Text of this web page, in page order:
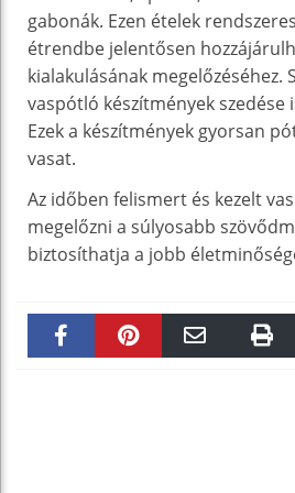
gabonák. Ezen ételek
étrendbe jelentősen
kialakulásának megelőzéséhez.
vaspótló készítmények szedése
Ezek a készítmények gyorsan
vasat.
Az időben felismert és kezelt
megelőzni a súlyosabb
biztosíthatja a jobb